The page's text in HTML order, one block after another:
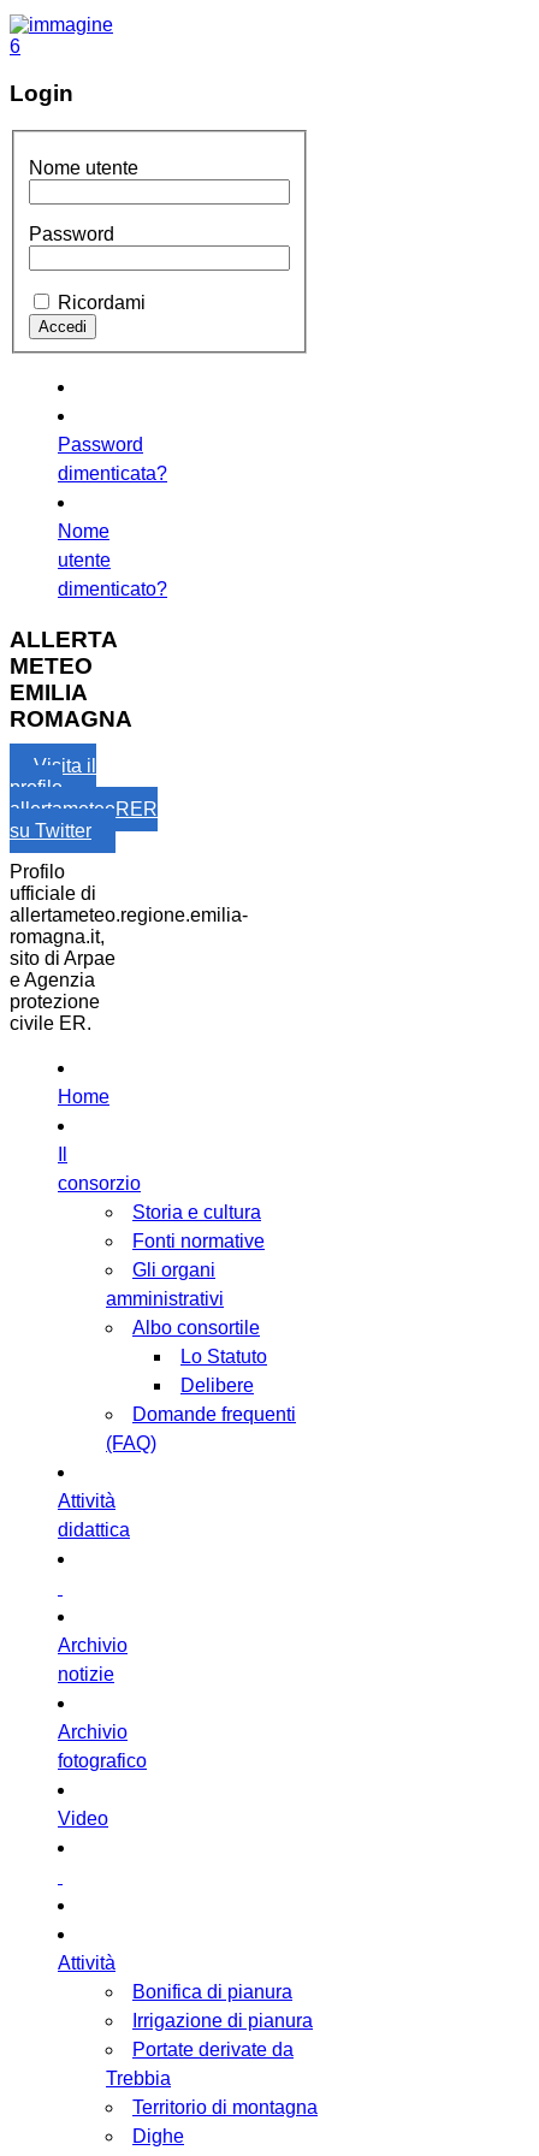
Login
Nome utente
Password
Ricordami
Password
dimenticata?
Nome
utente
dimenticato?
ALLERTA
METEO
EMILIA
ROMAGNA
Visita il
profilo
allertameteoRER
su Twitter
Profilo
ufficiale di
allertameteo.regione.emilia-
romagna.it,
sito di Arpae
e Agenzia
protezione
civile ER.
Home
consorzio
Storia e cultura
Fonti normative
Gli organi
amministrativi
Albo consortile
Lo Statuto
Delibere
Domande frequenti
(FAQ)
Attività
didattica
Archivio
notizie
Archivio
fotografico
Video
Attività
Bonifica di pianura
Irrigazione di pianura
Portate derivate da
Trebbia
Territorio di montagna
Dighe